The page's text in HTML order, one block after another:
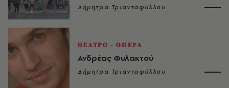
Δήμητρα Τριανταφύλλου
ΘΕΑΤΡΟ - ΟΠΕΡΑ
Ανδρέας Φυλακτού
Δήμητρα Τριανταφύλλου